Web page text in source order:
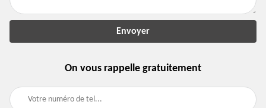
On vous rappelle gratuitement